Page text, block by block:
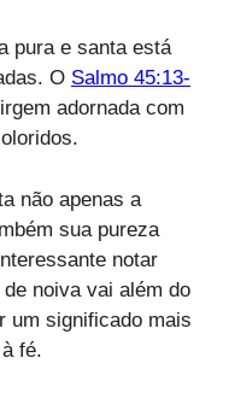
pura e santa está
O Salmo 45:13-
adornada com
não apenas a
sua pureza
notar
noiva vai além do
um significado mais
fé.